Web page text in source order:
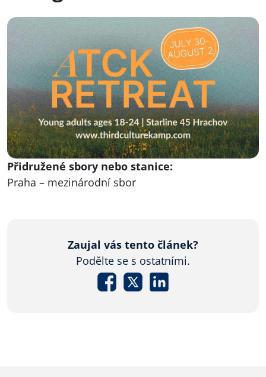
Přidružené sbory nebo stanice:
Praha – mezinárodní sbor
Zaujal vás tento článek?
Podělte se s ostatními.